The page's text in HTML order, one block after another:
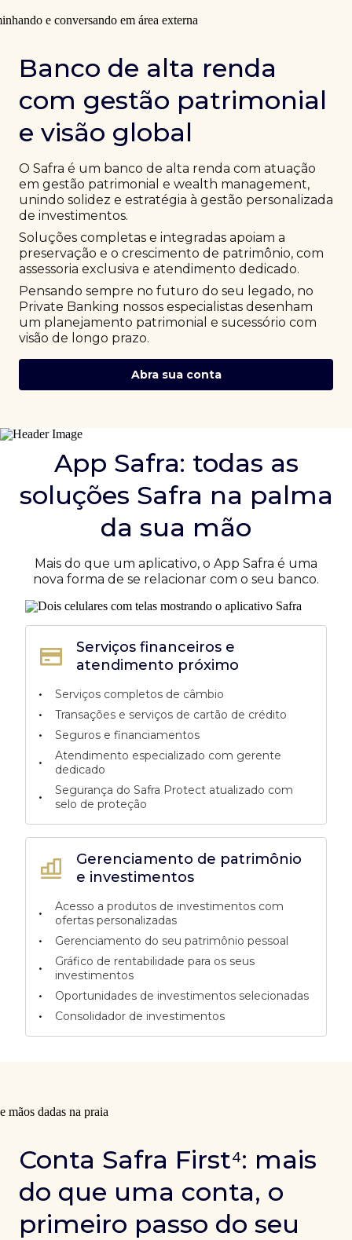
Banco de alta renda
com gestão patrimonial
e visão global
O Safra é um banco de alta renda com atuação
em gestão patrimonial e wealth management,
unindo solidez e estratégia à gestão personalizada
de investimentos.
Soluções completas e integradas apoiam a
preservação e o crescimento de patrimônio, com
assessoria exclusiva e atendimento dedicado.
Pensando sempre no futuro do seu legado, no
Private Banking nossos especialistas desenham
um planejamento patrimonial e sucessório com
visão de longo prazo.
Abra sua conta
App Safra: todas as
soluções Safra na palma
da sua mão
Mais do que um aplicativo, o App Safra é uma
nova forma de se relacionar com o seu banco.
Gerenciamento de patrimônio
e investimentos
•
Acesso a produtos de investimentos com
ofertas personalizadas
• Gerenciamento do seu patrimônio pessoal
•
Gráfico de rentabilidade para os seus
investimentos
• Oportunidades de investimentos selecionadas
• Consolidador de investimentos
Serviços financeiros e
atendimento próximo
•
Serviços completos de câmbio
• Transações e serviços de cartão de crédito
• Seguros e financiamentos
•
Atendimento especializado com gerente
dedicado
•
Segurança do Safra Protect atualizado com
selo de proteção
Conta Safra First⁴: mais
do que uma conta, o
primeiro passo do seu